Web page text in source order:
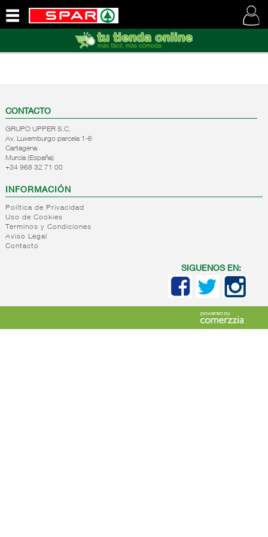
SOMOS
CONTACTO
GRUPO UPPER S.C.
Av. Luxemburgo parcela 1-6
Cartagena
Murcia (España)
+34 968 32 71 00
INFORMACIÓN
Política de Privacidad
Uso de Cookies
Terminos y Condiciones
Aviso Legal
Contacto
SIGUENOS EN: